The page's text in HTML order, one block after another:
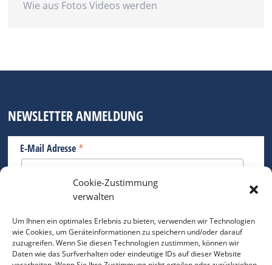
Cookie-Zustimmung
verwalten
Um Ihnen ein optimales Erlebnis zu bieten, verwenden wir Technologien
wie Cookies, um Geräteinformationen zu speichern und/oder darauf
zuzugreifen. Wenn Sie diesen Technologien zustimmen, können wir
Daten wie das Surfverhalten oder eindeutige IDs auf dieser Website
Wie aus Fotos Videos werden
NEWSLETTER ANMELDUNG
E-Mail Adresse *
Bitte geben Sie Ihre E-Mail Adresse ein.
*